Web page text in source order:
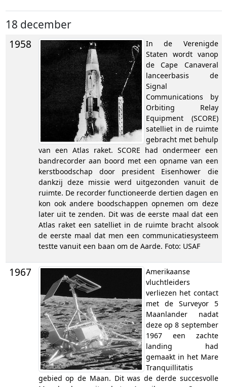
18 december
1958
In de Verenigde
Staten wordt vanop
de Cape Canaveral
lanceerbasis de
Signal
Communications by
Orbiting Relay
Equipment (SCORE)
satelliet in de ruimte
gebracht met behulp
van een Atlas raket. SCORE had ondermeer een
bandrecorder aan boord met een opname van een
kerstboodschap door president Eisenhower die
dankzij deze missie werd uitgezonden vanuit de
ruimte. De recorder functioneerde dertien dagen en
kon ook andere boodschappen opnemen om deze
later uit te zenden. Dit was de eerste maal dat een
Atlas raket een satelliet in de ruimte bracht alsook
de eerste maal dat men een communicatiesysteem
testte vanuit een baan om de Aarde. Foto: USAF
1967
Amerikaanse
vluchtleiders
verliezen het contact
met de Surveyor 5
Maanlander nadat
deze op 8 september
1967 een zachte
landing had
gemaakt in het Mare
Tranquillitatis
gebied op de Maan. Dit was de derde succesvolle